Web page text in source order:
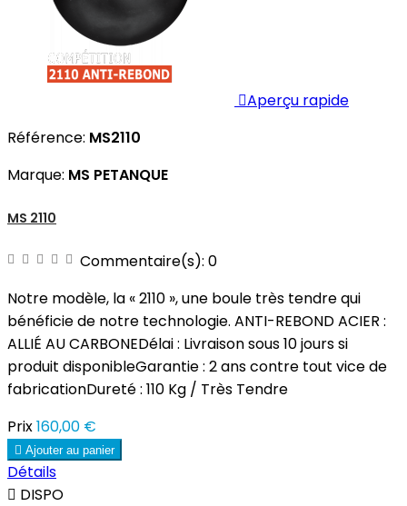
Aperçu rapide
Référence: MS2110
Marque: MS PETANQUE
MS 2110
Commentaire(s): 0
Notre modèle, la « 2110 », une boule très tendre qui
bénéficie de notre technologie. ANTI-REBOND ACIER :
ALLIÉ AU CARBONEDélai : Livraison sous 10 jours si
produit disponibleGarantie : 2 ans contre tout vice de
fabricationDureté : 110 Kg / Très Tendre
Prix160,00 €
 Ajouter au panier
Détails
 DISPO